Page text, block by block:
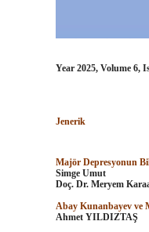
Year 2025, Volume 6,
Jenerik
Majör Depresyonun
Simge Umut
Doç. Dr. Meryem
Abay Kunanbayev ve
Ahmet YILDIZTAŞ